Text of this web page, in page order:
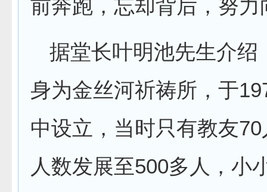
前奔跑，忘却背后，努力
据堂长叶明池先生介绍
身为金丝河祈祷所，于
中设立，当时只有教友70
人数发展至500多人，小